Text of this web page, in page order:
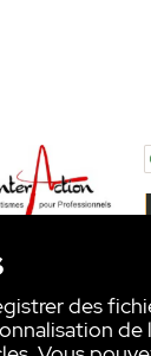
+
saillie,
des
de